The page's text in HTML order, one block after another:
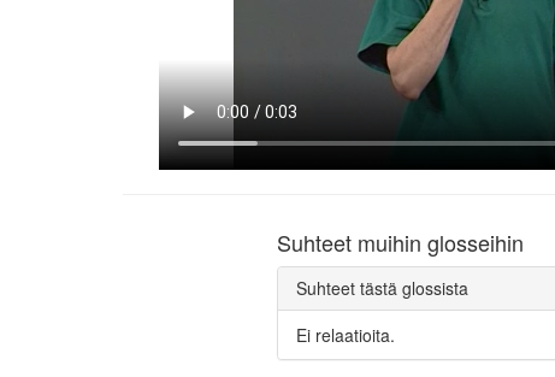
Suhteet muihin glosseihin
Suhteet tästä glossista
Ei relaatioita.